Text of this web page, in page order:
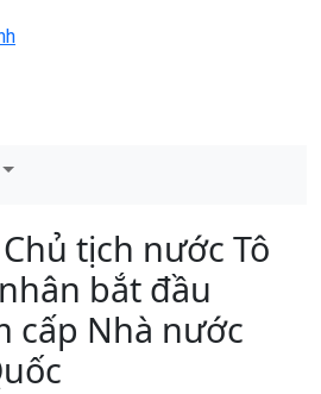
tịch nước Tô
bắt đầu
cấp Nhà nước